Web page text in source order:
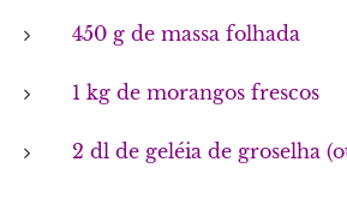
450 g de massa folhada
1 kg de morangos frescos
2 dl de geléia de groselha